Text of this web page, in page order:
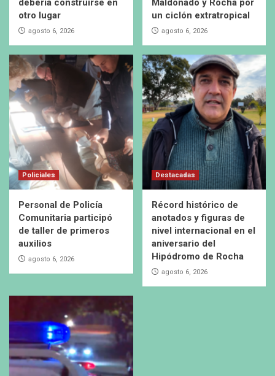
debería construirse en
otro lugar
agosto 6, 2026
Maldonado y Rocha por
un ciclón extratropical
agosto 6, 2026
Policiales
Personal de Policía
Comunitaria participó
de taller de primeros
auxilios
agosto 6, 2026
Destacadas
Récord histórico de
anotados y figuras de
nivel internacional en el
aniversario del
Hipódromo de Rocha
agosto 6, 2026